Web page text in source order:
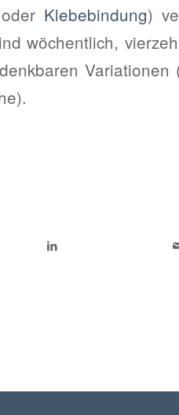
oder Klebebindung)
wöchentlich,
Variationen